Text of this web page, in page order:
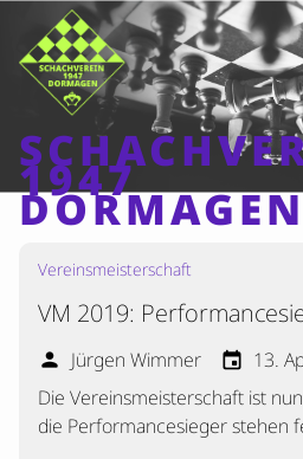
1947
Home
Beiträge
Mannschaften
Ranglisten
Termine
Vereinsmeisterschaft
VM 2019:
person Jürgen Wimmer event 13.
Die Vereinsmeisterschaft ist
die Performancesieger stehen